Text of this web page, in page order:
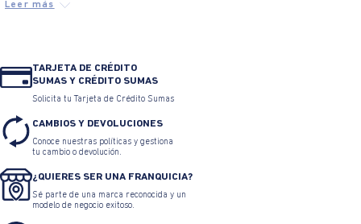
TARJETA DE CRÉDITO
SUMAS Y CRÉDITO SUMAS
Solicita tu Tarjeta de Crédito Sumas
CAMBIOS Y DEVOLUCIONES
Conoce nuestras políticas y gestiona
tu cambio o devolución.
¿QUIERES SER UNA FRANQUICIA?
Sé parte de una marca reconocida y un
modelo de negocio exitoso.